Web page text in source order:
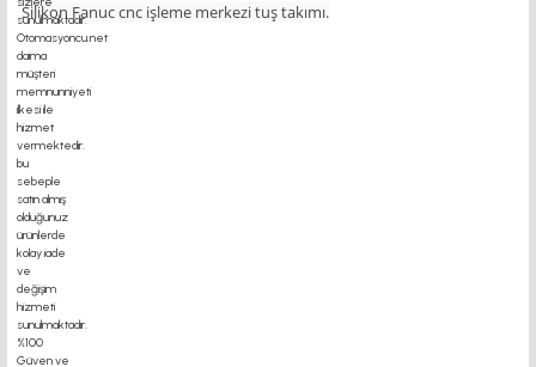
Silikon Fanuc cnc işleme merkezi tuş takımı.
motor motor kaplin fiyatları, sigma profil, 3d yazıcı,
kremayer dişli, 45x45 sigma profil, delta